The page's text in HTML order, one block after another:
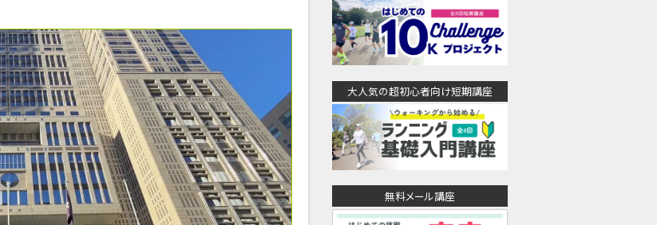
大人気の超初心者向け短期講座
無料メール講座